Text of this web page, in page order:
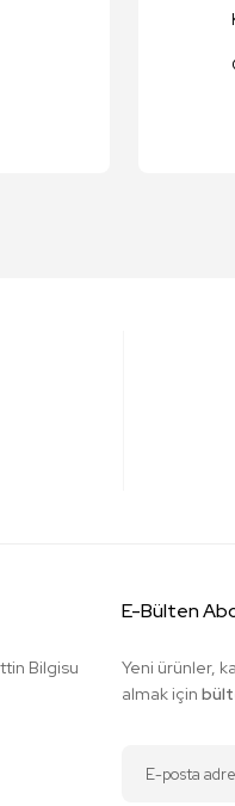
Bilgisu
E-Bülten
Yeni ürünler,
almak için